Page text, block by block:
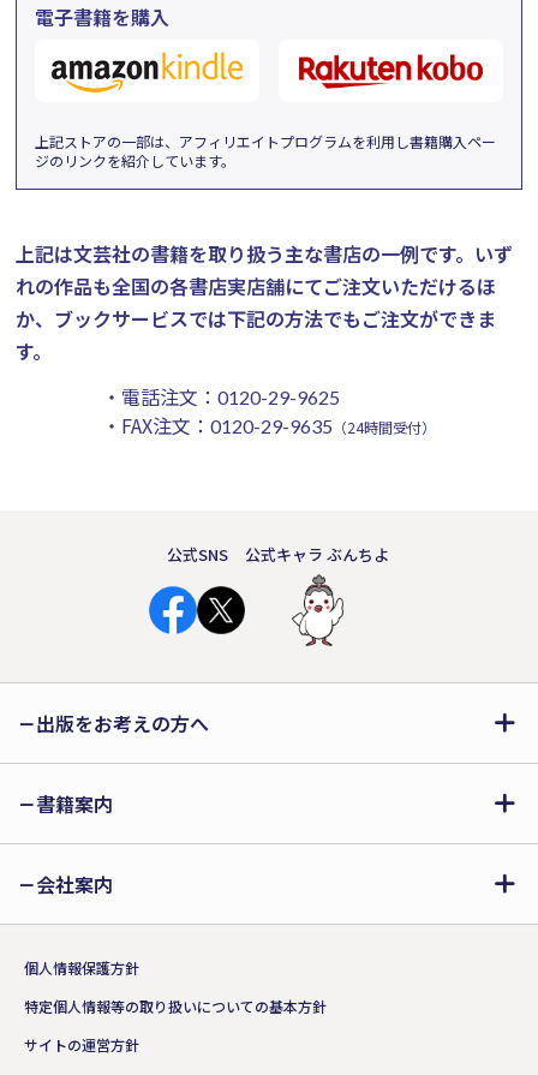
電子書籍を購入
上記ストアの一部は、アフィリエイトプログラムを利用し書籍購入ペー
ジのリンクを紹介しています。
上記は文芸社の書籍を取り扱う主な書店の一例です。 いず
れの作品も全国の各書店実店舗にてご注文いただけるほ
か、ブックサービスでは下記の方法でもご注文ができま
す。
・電話注文： 0120-29-9625
・FAX注文： 0120-29-9635 （24時間受付）
公式SNS 公式キャラ ぶんちよ
出版をお考えの方へ
書籍案内
会社案内
個人情報保護方針
特定個人情報等の取り扱いについての基本方針
サイトの運営方針